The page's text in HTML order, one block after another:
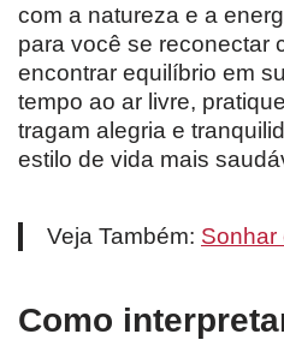
com a natureza e a
para você se reconectar
encontrar equilíbrio em
tempo ao ar livre,
tragam alegria e
estilo de vida mais
Veja Também: Sonhar
Como